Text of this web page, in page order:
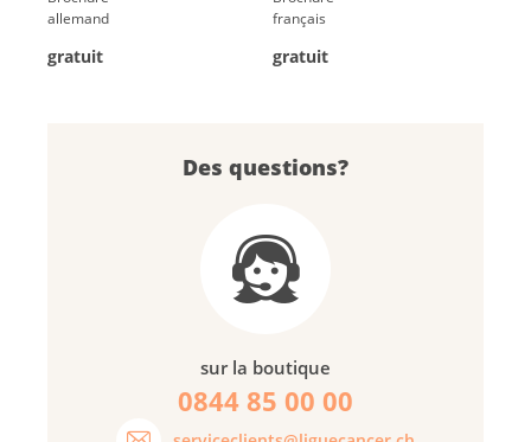
allemand
gratuit
français
gratuit
Des questions?
sur la boutique
0844 85 00 00